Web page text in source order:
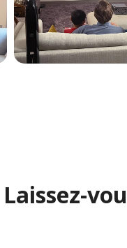
Laissez-